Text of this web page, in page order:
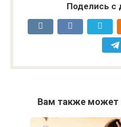
Поделись с
Вам также может